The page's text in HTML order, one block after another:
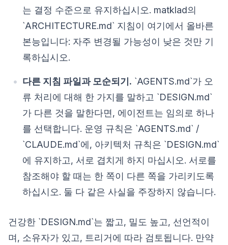
는 결정 수준으로 유지하십시오. matklad의
`ARCHITECTURE.md` 지침이 여기에서 올바른
본능입니다: 자주 변경될 가능성이 낮은 것만 기
록하십시오.
다른 지침 파일과 모순되기. `AGENTS.md`가 오
류 처리에 대해 한 가지를 말하고 `DESIGN.md`
가 다른 것을 말한다면, 에이전트는 임의로 하나
를 선택합니다. 운영 규칙은 `AGENTS.md` /
`CLAUDE.md`에, 아키텍처 규칙은 `DESIGN.md`
에 유지하고, 서로 겹치게 하지 마십시오. 서로를
참조해야 할 때는 한 쪽이 다른 쪽을 가리키도록
하십시오. 둘 다 같은 사실을 주장하지 않습니다.
건강한 `DESIGN.md`는 짧고, 밀도 높고, 선언적이
며, 소유자가 있고, 트리거에 따라 검토됩니다. 만약